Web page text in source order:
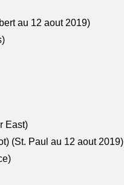
au 12 aout 2019)
East)
(St. Paul au 12 aout 2019)